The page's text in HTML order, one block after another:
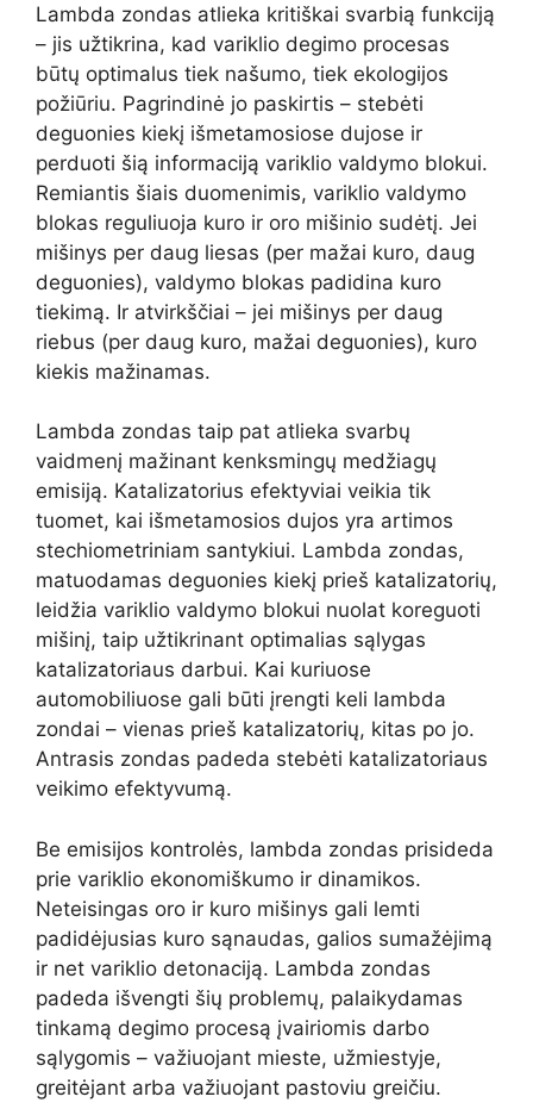
Lambda zondas atlieka kritiškai svarbią funkciją
– jis užtikrina, kad variklio degimo procesas
būtų optimalus tiek našumo, tiek ekologijos
požiūriu. Pagrindinė jo paskirtis – stebėti
deguonies kiekį išmetamosiose dujose ir
perduoti šią informaciją variklio valdymo blokui.
Remiantis šiais duomenimis, variklio valdymo
blokas reguliuoja kuro ir oro mišinio sudėtį. Jei
mišinys per daug liesas (per mažai kuro, daug
deguonies), valdymo blokas padidina kuro
tiekimą. Ir atvirkščiai – jei mišinys per daug
riebus (per daug kuro, mažai deguonies), kuro
kiekis mažinamas.
Lambda zondas taip pat atlieka svarbų
vaidmenį mažinant kenksmingų medžiagų
emisiją. Katalizatorius efektyviai veikia tik
tuomet, kai išmetamosios dujos yra artimos
stechiometriniam santykiui. Lambda zondas,
matuodamas deguonies kiekį prieš katalizatorių,
leidžia variklio valdymo blokui nuolat koreguoti
mišinį, taip užtikrinant optimalias sąlygas
katalizatoriaus darbui. Kai kuriuose
automobiliuose gali būti įrengti keli lambda
zondai – vienas prieš katalizatorių, kitas po jo.
Antrasis zondas padeda stebėti katalizatoriaus
veikimo efektyvumą.
Be emisijos kontrolės, lambda zondas prisideda
prie variklio ekonomiškumo ir dinamikos.
Neteisingas oro ir kuro mišinys gali lemti
padidėjusias kuro sąnaudas, galios sumažėjimą
ir net variklio detonaciją. Lambda zondas
padeda išvengti šių problemų, palaikydamas
tinkamą degimo procesą įvairiomis darbo
sąlygomis – važiuojant mieste, užmiestyje,
greitėjant arba važiuojant pastoviu greičiu.